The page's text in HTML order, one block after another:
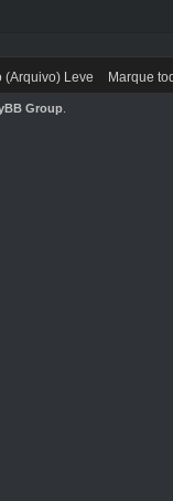
(Arquivo) Leve Marque
Group.